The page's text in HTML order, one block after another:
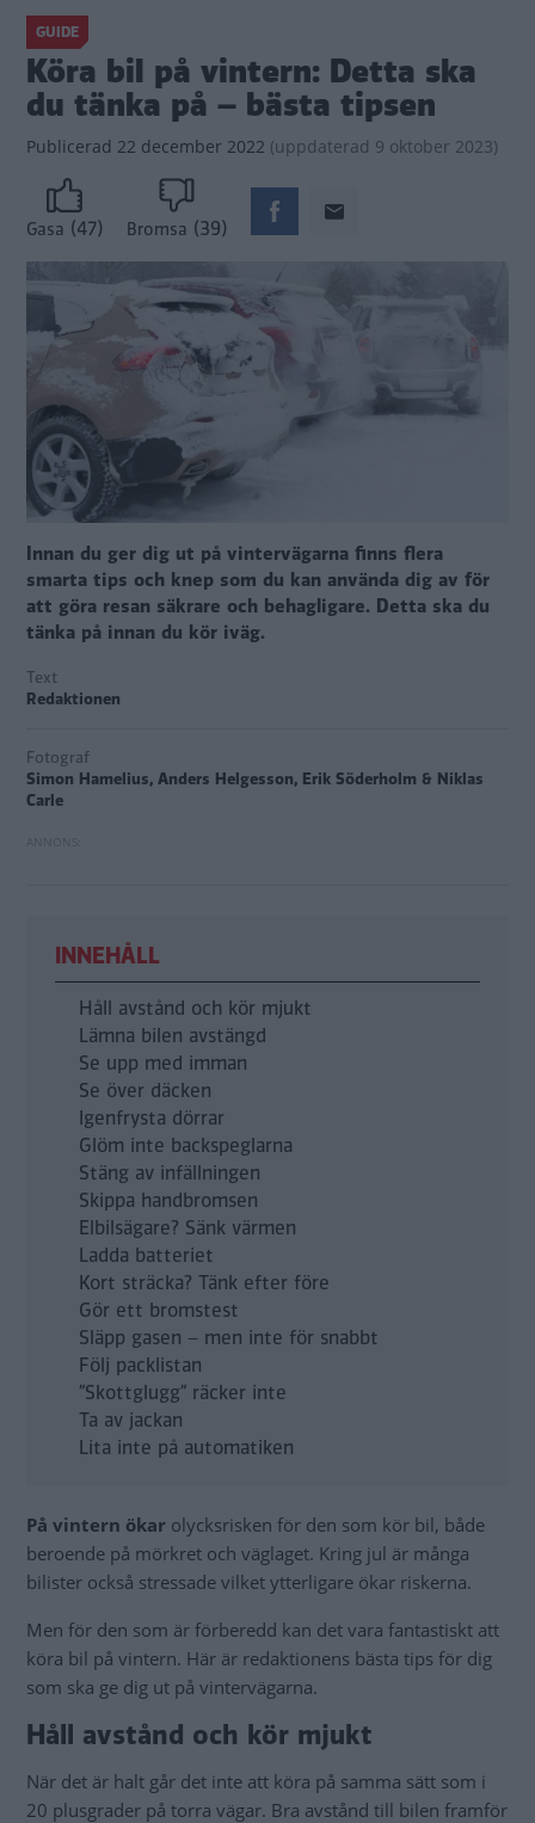
GUIDE
Köra bil på vintern: Detta ska
du tänka på – bästa tipsen
Publicerad 22 december 2022 (uppdaterad 9 oktober 2023)
Gasa (47) Bromsa (39)
Innan du ger dig ut på vintervägarna finns flera
smarta tips och knep som du kan använda dig av för
att göra resan säkrare och behagligare. Detta ska du
tänka på innan du kör iväg.
Text
Redaktionen
Fotograf
Simon Hamelius, Anders Helgesson, Erik Söderholm & Niklas
Carle
INNEHÅLL
Håll avstånd och kör mjukt
Lämna bilen avstängd
Se upp med imman
Se över däcken
Igenfrysta dörrar
Glöm inte backspeglarna
Stäng av infällningen
Skippa handbromsen
Elbilsägare? Sänk värmen
Ladda batteriet
Kort sträcka? Tänk efter före
Gör ett bromstest
Släpp gasen – men inte för snabbt
Följ packlistan
”Skottglugg” räcker inte
Ta av jackan
Lita inte på automatiken
På vintern ökar olycksrisken för den som kör bil, både
beroende på mörkret och väglaget. Kring jul är många
bilister också stressade vilket ytterligare ökar riskerna.
Men för den som är förberedd kan det vara fantastiskt att
köra bil på vintern. Här är redaktionens bästa tips för dig
som ska ge dig ut på vintervägarna.
Håll avstånd och kör mjukt
När det är halt går det inte att köra på samma sätt som i
20 plusgrader på torra vägar. Bra avstånd till bilen framför